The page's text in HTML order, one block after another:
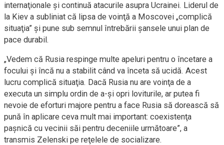
internaţionale şi continuă atacurile asupra Ucrainei. Liderul de
la Kiev a subliniat că lipsa de voinţă a Moscovei „complică
situaţia” şi pune sub semnul întrebării şansele unui plan de
pace durabil.
„Vedem că Rusia respinge multe apeluri pentru o încetare a
focului şi încă nu a stabilit când va înceta să ucidă. Acest
lucru complică situaţia. Dacă Rusia nu are voinţa de a
executa un simplu ordin de a-şi opri loviturile, ar putea fi
nevoie de eforturi majore pentru a face Rusia să dorească să
pună în aplicare ceva mult mai important: coexistenţa
paşnică cu vecinii săi pentru deceniile următoare”, a
transmis Zelenski pe reţelele de socializare.